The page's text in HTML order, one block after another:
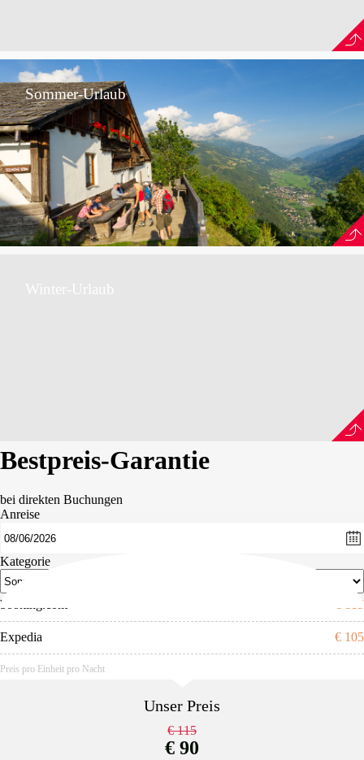
Sommer-Urlaub
Winter-Urlaub
Bestpreis-Garantie
bei direkten Buchungen
Anreise
Kategorie
booking.com € 115
Expedia € 105
Preis pro Einheit pro Nacht
Unser Preis
€ 115
€ 90